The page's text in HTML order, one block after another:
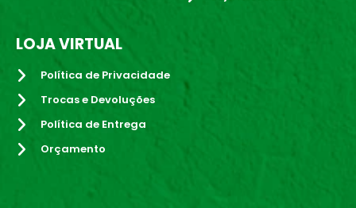
LOJA VIRTUAL
Política de Privacidade
Trocas e Devoluções
Política de Entrega
Orçamento